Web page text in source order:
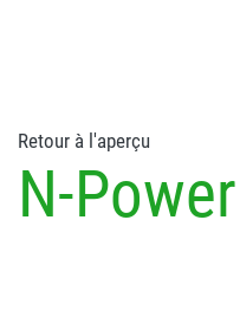
Retour à l'aperçu
N-Power